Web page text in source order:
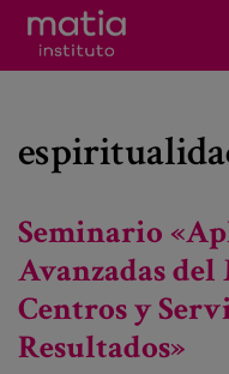
Investigación
Participación en foros
Consultoría
Formación
Seminario
Avanzadas
Centros y
Resultados»